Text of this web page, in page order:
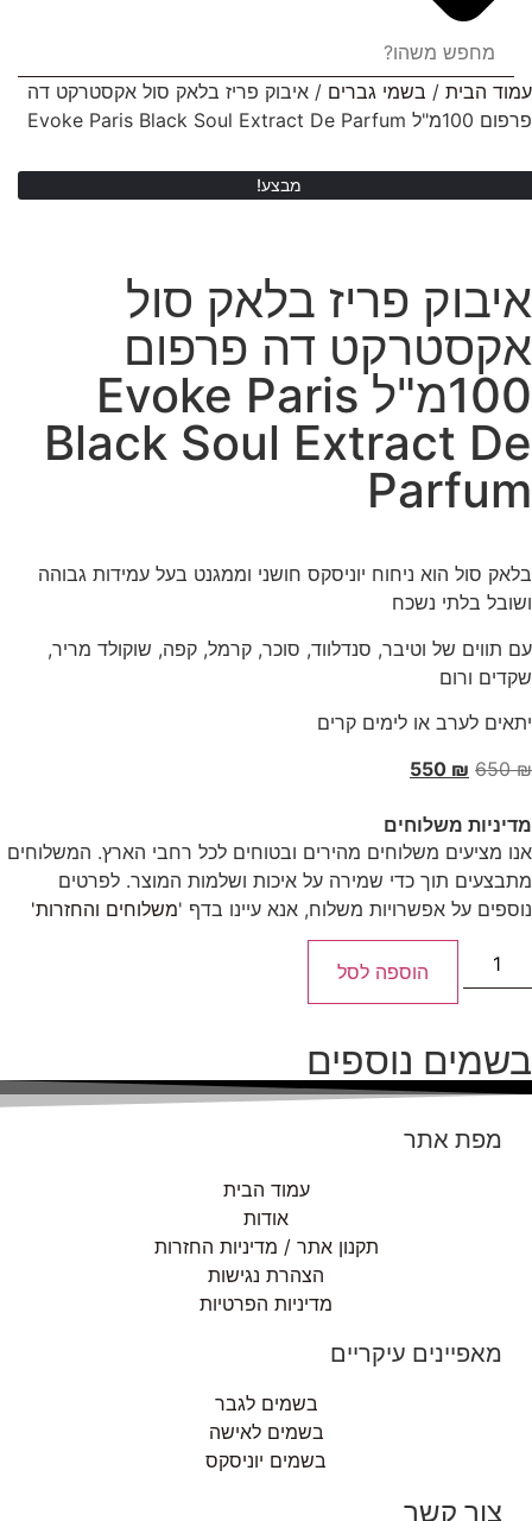
עמוד הבית / בשמי גברים / איבוק פריז בלאק סול אקסטרקט דה
פרפום 100מ"ל Evoke Paris Black Soul Extract De Parfum
מבצע!
איבוק פריז בלאק סול
אקסטרקט דה פרפום
100מ"ל Evoke Paris
Black Soul Extract De
Parfum
בלאק סול הוא ניחוח יוניסקס חושני וממגנט בעל עמידות גבוהה
ושובל בלתי נשכח
עם תווים של וטיבר, סנדלווד, סוכר, קרמל, קפה, שוקולד מריר,
שקדים ורום
יתאים לערב או לימים קרים
650₪
550 ₪
מדיניות משלוחים
אנו מציעים משלוחים מהירים ובטוחים לכל רחבי הארץ. המשלוחים
מתבצעים תוך כדי שמירה על איכות ושלמות המוצר. לפרטים
נוספים על אפשרויות משלוח, אנא עיינו בדף 'משלוחים והחזרות'
הוספה לסל
בשמים נוספים
מפת אתר
עמוד הבית
אודות
תקנון אתר / מדיניות החזרות
הצהרת נגישות
מדיניות הפרטיות
מאפיינים עיקריים
בשמים לגבר
בשמים לאישה
בשמים יוניסקס
צור קשר